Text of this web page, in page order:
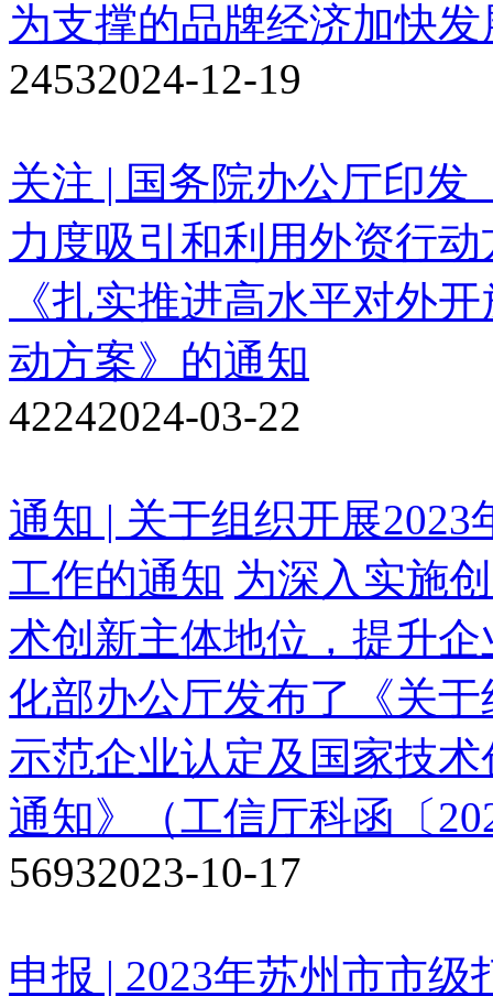
为支撑的品牌经济加快发
24532024-12-19
关注 | 国务院办公厅印发
力度吸引和利用外资行
《扎实推进高水平对外
动方案》的通知
42242024-03-22
通知 | 关于组织开展
工作的通知 为深入实施
术创新主体地位，提升
化部办公厅发布了《关
示范企业认定及国家技
通知》（工信厅科函〔
56932023-10-17
申报 | 2023年苏州市市